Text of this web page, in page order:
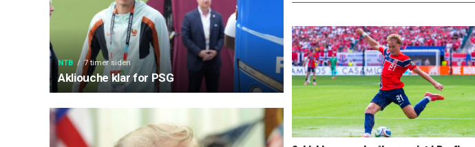
NTB 7 timer siden
Akliouche klar for PSG